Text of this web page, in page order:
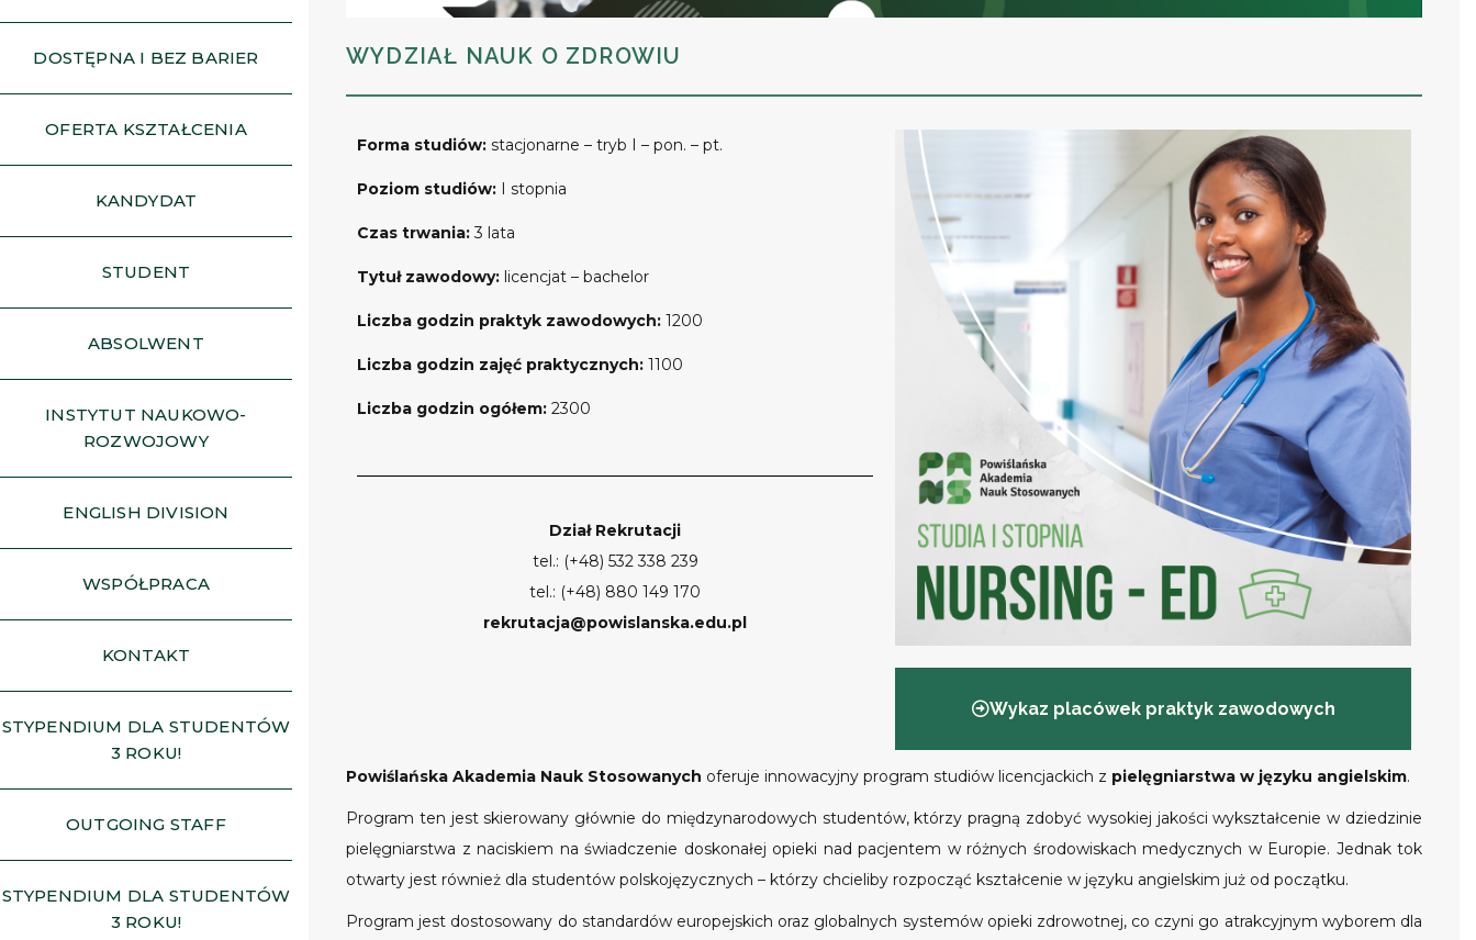
DOSTĘPNA I BEZ BARIER
OFERTA KSZTAŁCENIA
KANDYDAT
STUDENT
ABSOLWENT
INSTYTUT NAUKOWO-
ROZWOJOWY
ENGLISH DIVISION
WSPÓŁPRACA
KONTAKT
STYPENDIUM DLA STUDENTÓW
3 ROKU!
OUTGOING STAFF
STYPENDIUM DLA STUDENTÓW
3 ROKU!
WYDZIAŁ NAUK O ZDROWIU
Forma studiów: stacjonarne – tryb I – pon. – pt.
Poziom studiów: I stopnia
Czas trwania:3 lata
Tytuł zawodowy: licencjat – bachelor
Liczba godzin praktyk zawodowych: 1200
Liczba godzin zajęć praktycznych: 1100
Liczba godzin ogółem: 2300
Dział Rekrutacji
tel.: (+48) 532 338 239
tel.: (+48) 880 149 170
rekrutacja@powislanska.edu.pl
Wykaz placówek praktyk zawodowych
Powiślańska Akademia Nauk Stosowanych oferuje innowacyjny program studiów licencjackich z pielęgniarstwa w języku angielskim.
Program ten jest skierowany głównie do międzynarodowych studentów, którzy pragną zdobyć wysokiej jakości wykształcenie w dziedzinie
pielęgniarstwa z naciskiem na świadczenie doskonałej opieki nad pacjentem w różnych środowiskach medycznych w Europie. Jednak tok
otwarty jest również dla studentów polskojęzycznych – którzy chcieliby rozpocząć kształcenie w języku angielskim już od początku.
Program jest dostosowany do standardów europejskich oraz globalnych systemów opieki zdrowotnej, co czyni go atrakcyjnym wyborem dla